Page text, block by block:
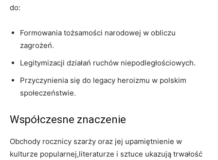
do:
Formowania tożsamości narodowej w obliczu
zagrożeń.
Legitymizacji ​działań ruchów niepodległościowych.
Przyczynienia się do legacy heroizmu w polskim
społeczeństwie.
Współczesne znaczenie
Obchody rocznicy szarży oraz jej upamiętnienie w
kulturze⁢ popularnej,literaturze i sztuce ukazują trwałość